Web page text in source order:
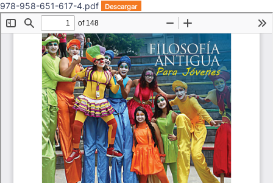
978-958-651-617-4.pdf Descargar